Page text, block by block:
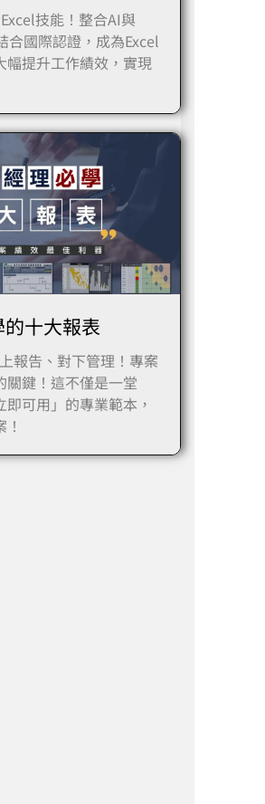
技能！整合AI與
合國際認證，成為Excel
幅提升工作績效，實現
十大報表
報告、對下管理！專案
關鍵！這不僅是一堂
可用」的專業範本，